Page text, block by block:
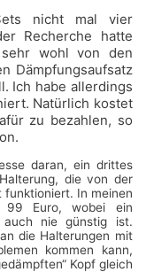
nicht mal vier
Recherche hatte
wohl von den
Dämpfungsaufsatz
Ich habe allerdings
Natürlich kostet
zu bezahlen, so
daran, ein drittes
die von der
In meinen
99 Euro, wobei ein
auch nie günstig ist.
die Halterungen mit
kommen kann,
Kopf gleich